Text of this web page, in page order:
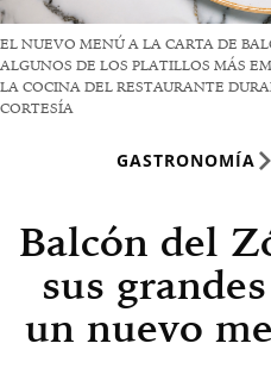
EL NUEVO MENÚ A LA CARTA DE
ALGUNOS DE LOS PLATILLOS MÁS
LA COCINA DEL RESTAURANTE
CORTESÍA
GASTRONOMÍA
Balcón del
sus
un nuevo